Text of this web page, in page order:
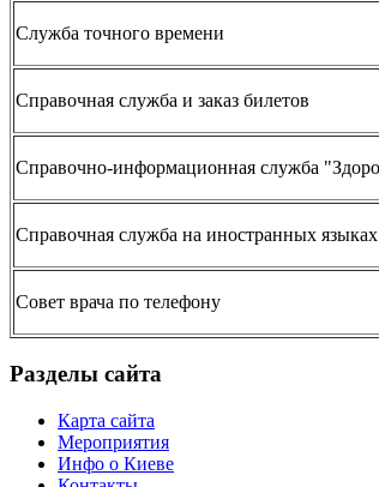
Служба точного времени
Справочная служба и заказ билетов
Справочно-информационная служба
Справочная служба на иностранных языках
Совет врача по телефону
Разделы сайта
Карта сайта
Мероприятия
Инфо о Киеве